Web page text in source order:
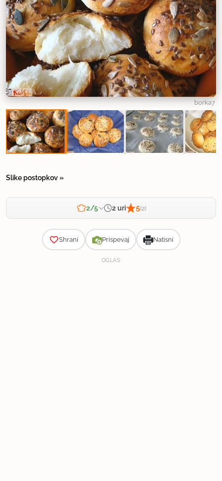
borka7
Slike postopkov »
2/5 2 uri 5(2)
Shrani Prispevaj Natisni
OGLAS